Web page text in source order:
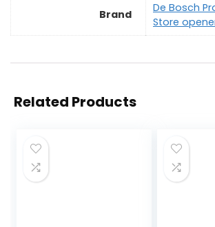
Brand
De Bosch
Store
Related Products